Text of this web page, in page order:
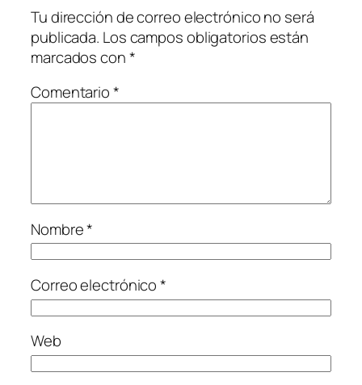
Tu dirección de correo electrónico no será
publicada. Los campos obligatorios están
marcados con*
Comentario*
Nombre*
Correo electrónico*
Web